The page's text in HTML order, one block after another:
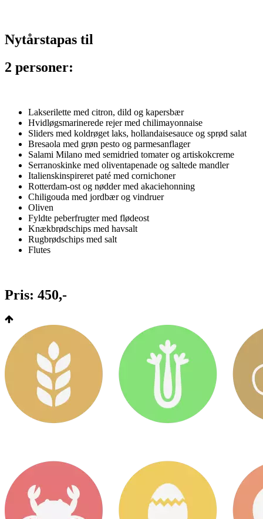
Nytårstapas til
2 personer:
Lakserilette med citron, dild og kapersbær
Hvidløgsmarinerede rejer med chilimayonnaise
Sliders med koldrøget laks, hollandaisesauce og sprød salat
Bresaola med grøn pesto og parmesanflager
Salami Milano med semidried tomater og artiskokcreme
Serranoskinke med oliventapenade og saltede mandler
Italienskinspireret paté med cornichoner
Rotterdam-ost og nødder med akaciehonning
Chiligouda med jordbær og vindruer
Oliven
Fyldte peberfrugter med flødeost
Knækbrødschips med havsalt
Rugbrødschips med salt
Flutes
Pris: 450,-